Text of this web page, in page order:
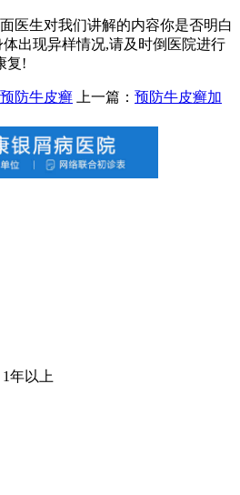
医生对我们讲解的内容你是否明白
出现异样情况,请及时倒医院进行
复!
防牛皮癣 上一篇： 预防牛皮癣加
1年以上